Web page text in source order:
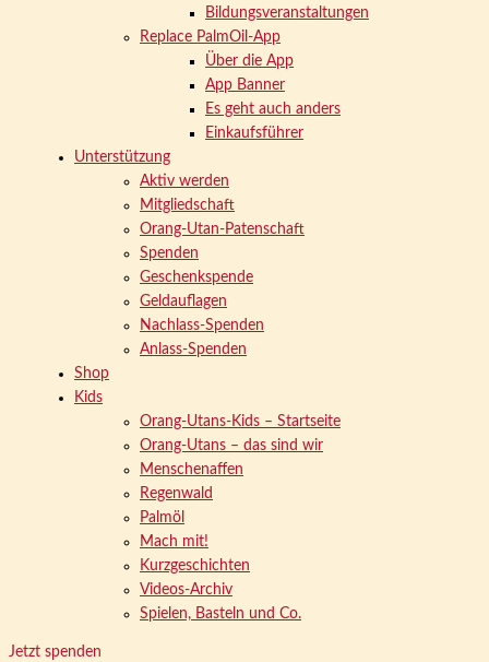
Bildungsveranstaltungen
Replace PalmOil-App
Über die App
App Banner
Es geht auch anders
Einkaufsführer
Unterstützung
Aktiv werden
Mitgliedschaft
Orang-Utan-Patenschaft
Spenden
Geschenkspende
Geldauflagen
Nachlass-Spenden
Anlass-Spenden
Shop
Kids
Orang-Utans-Kids – Startseite
Orang-Utans – das sind wir
Menschenaffen
Regenwald
Palmöl
Mach mit!
Kurzgeschichten
Videos-Archiv
Spielen, Basteln und Co.
Jetzt spenden